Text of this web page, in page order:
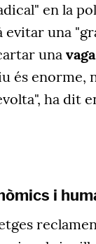
en la
una
una vaga
és enorme,
ha dit
i